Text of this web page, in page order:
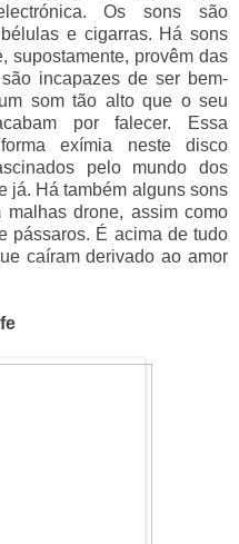
Os sons são
e cigarras. Há sons
supostamente, provêm das
incapazes de ser bem-
som tão alto que o seu
por falecer. Essa
exímia neste disco
pelo mundo dos
já. Há também alguns sons
drone, assim como
pássaros. É acima de tudo
caíram derivado ao amor